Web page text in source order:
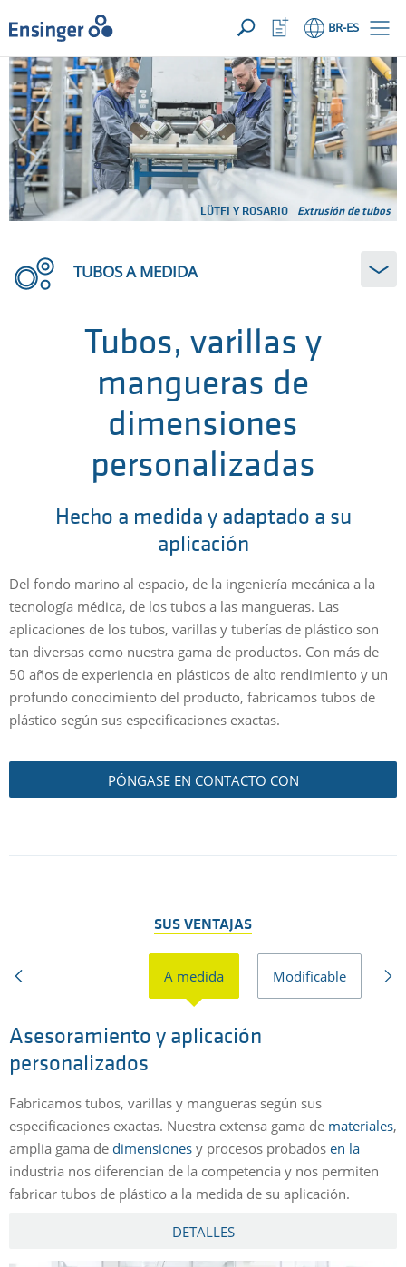
SUA SOLICITAÇÃO ({{productCount}} Products)
ABRIR
Início BR-ES
Abrir
lista
de
favoritos
¿En
qué
podemos
ayudarte?
LÜTFI Y ROSARIO Extrusión de tubos
TUBOS A MEDIDA
Tubos, varillas y
mangueras de
dimensiones
personalizadas
Hecho a medida y adaptado a su
aplicación
Del fondo marino al espacio, de la ingeniería mecánica a la
tecnología médica, de los tubos a las mangueras. Las
aplicaciones de los tubos, varillas y tuberías de plástico son
tan diversas como nuestra gama de productos. Con más de
50 años de experiencia en plásticos de alto rendimiento y un
profundo conocimiento del producto, fabricamos tubos de
plástico según sus especificaciones exactas.
PÓNGASE EN CONTACTO CON
SUS VENTAJAS
A medida Modificable
Asesoramiento y aplicación
personalizados
Fabricamos tubos, varillas y mangueras según sus
especificaciones exactas. Nuestra extensa gama de materiales,
amplia gama de dimensiones y procesos probados en la
industria nos diferencian de la competencia y nos permiten
fabricar tubos de plástico a la medida de su aplicación.
DETALLES